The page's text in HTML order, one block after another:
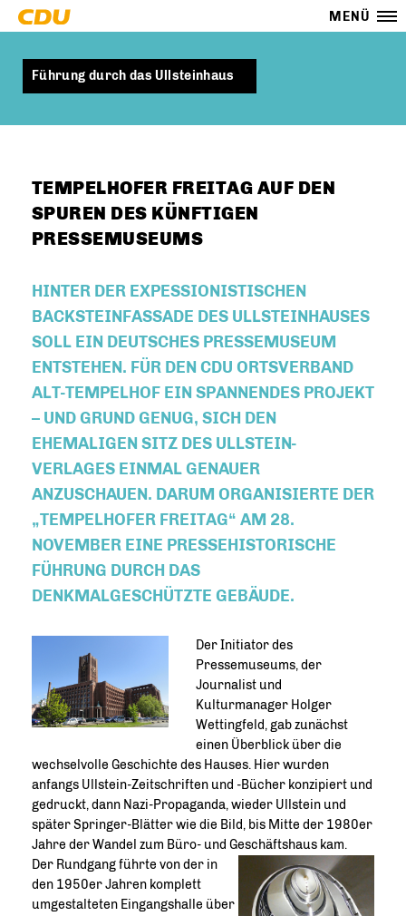
MENÜ
Führung durch das Ullsteinhaus
TEMPELHOFER FREITAG AUF DEN
SPUREN DES KÜNFTIGEN
PRESSEMUSEUMS
HINTER DER EXPESSIONISTISCHEN
BACKSTEINFASSADE DES ULLSTEINHAUSES
SOLL EIN DEUTSCHES PRESSEMUSEUM
ENTSTEHEN. FÜR DEN CDU ORTSVERBAND
ALT-TEMPELHOF EIN SPANNENDES PROJEKT
– UND GRUND GENUG, SICH DEN
EHEMALIGEN SITZ DES ULLSTEIN-
VERLAGES EINMAL GENAUER
ANZUSCHAUEN. DARUM ORGANISIERTE DER
TEMPELHOFER FREITAG“ AM 28.
NOVEMBER EINE PRESSEHISTORISCHE
FÜHRUNG DURCH DAS
DENKMALGESCHÜTZTE GEBÄUDE.
Der Initiator des
Pressemuseums, der
Journalist und
Kulturmanager Holger
Wettingfeld, gab zunächst
einen Überblick über die
wechselvolle Geschichte des Hauses. Hier wurden
anfangs Ullstein-Zeitschriften und -Bücher konzipiert und
gedruckt, dann Nazi-Propaganda, wieder Ullstein und
später Springer-Blätter wie die Bild, bis Mitte der 1980er
Jahre der Wandel zum Büro- und Geschäftshaus kam.
Der Rundgang führte von der in
den 1950er Jahren komplett
umgestalteten Eingangshalle über